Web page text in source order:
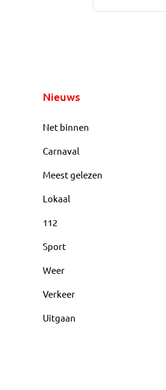
Nieuws
Net binnen
Carnaval
Meest gelezen
Lokaal
112
Sport
Weer
Verkeer
Uitgaan